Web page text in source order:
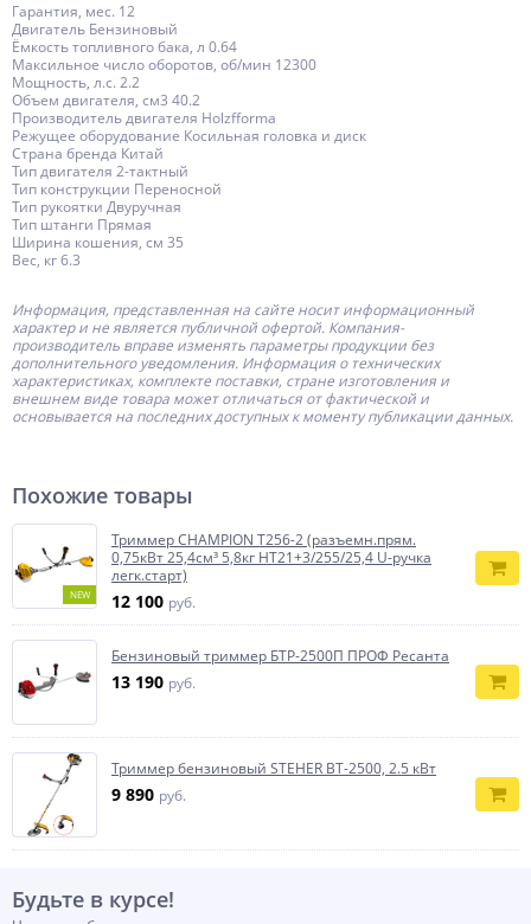
Гарантия, мес. 12
Двигатель Бензиновый
Ёмкость топливного бака, л 0.64
Максильное число оборотов, об/мин 12300
Мощность, л.с. 2.2
Объем двигателя, см3 40.2
Производитель двигателя Holzfforma
Режущее оборудование Косильная головка и диск
Страна бренда Китай
Тип двигателя 2-тактный
Тип конструкции Переносной
Тип рукоятки Двуручная
Тип штанги Прямая
Ширина кошения, см 35
Вес, кг 6.3
Информация, представленная на сайте носит информационный
характер и не является публичной офертой. Компания-
производитель вправе изменять параметры продукции без
дополнительного уведомления. Информация о технических
характеристиках, комплекте поставки, стране изготовления и
внешнем виде товара может отличаться от фактической и
основывается на последних доступных к моменту публикации данных.
Похожие товары
NEW
Триммер CHAMPION Т256-2 (разъемн.прям.
0,75кВт 25,4см³ 5,8кг HT21+3/255/25,4 U-ручка
легк.старт)
12 100 руб.
Бензиновый триммер БТР-2500П ПРОФ Ресанта
13 190 руб.
Триммер бензиновый STEHER BT-2500, 2.5 кВт
9 890 руб.
Будьте в курсе!